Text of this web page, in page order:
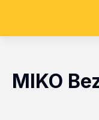
MIKO